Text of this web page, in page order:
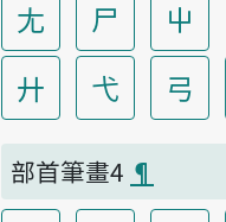
尢
尸 屮
廾
弋 弓
部首筆畫4 ¶